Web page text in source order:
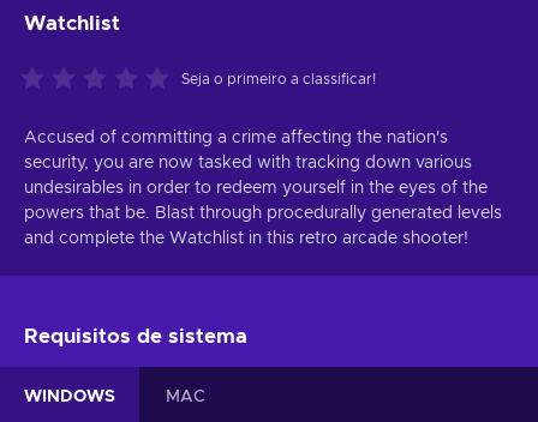
Watchlist
Seja o primeiro a classificar!
Accused of committing a crime affecting the nation's
security, you are now tasked with tracking down various
undesirables in order to redeem yourself in the eyes of the
powers that be. Blast through procedurally generated levels
and complete the Watchlist in this retro arcade shooter!
Requisitos de sistema
WINDOWS MAC